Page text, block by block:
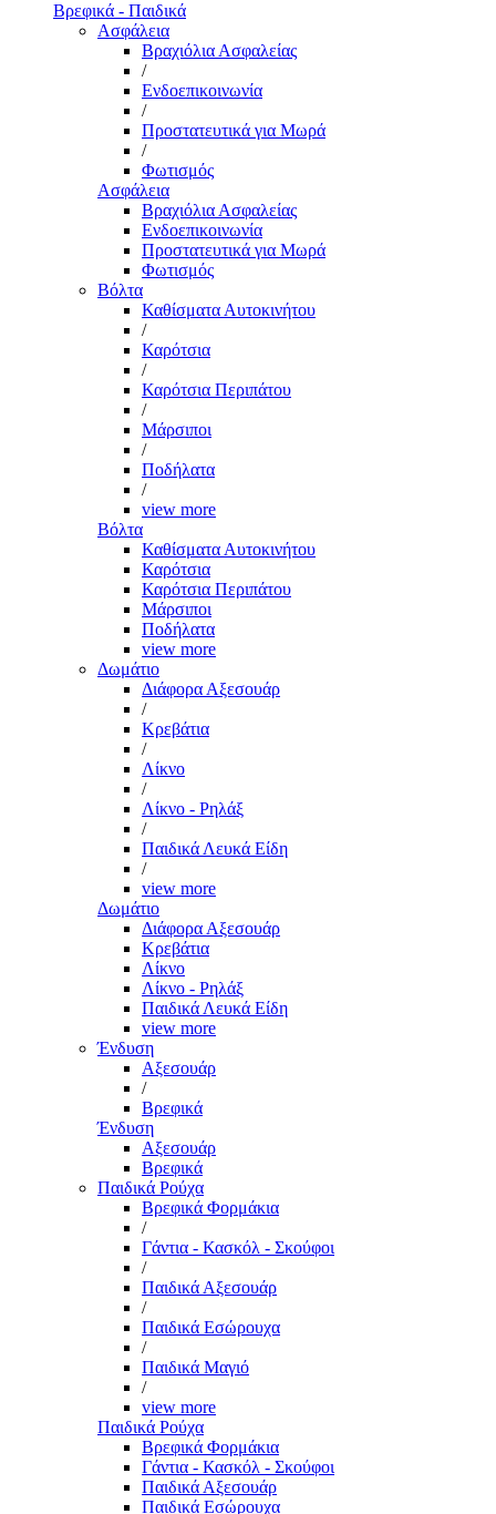
Βρεφικά - Παιδικά
Ασφάλεια
Βραχιόλια Ασφαλείας
/
Ενδοεπικοινωνία
/
Προστατευτικά για Μωρά
/
Φωτισμός
Ασφάλεια
Βραχιόλια Ασφαλείας
Ενδοεπικοινωνία
Προστατευτικά για Μωρά
Φωτισμός
Βόλτα
Καθίσματα Αυτοκινήτου
/
Καρότσια
/
Καρότσια Περιπάτου
/
Μάρσιποι
/
Ποδήλατα
/
view more
Βόλτα
Καθίσματα Αυτοκινήτου
Καρότσια
Καρότσια Περιπάτου
Μάρσιποι
Ποδήλατα
view more
Δωμάτιο
Διάφορα Αξεσουάρ
/
Κρεβάτια
/
Λίκνο
/
Λίκνο - Ρηλάξ
/
Παιδικά Λευκά Είδη
/
view more
Δωμάτιο
Διάφορα Αξεσουάρ
Κρεβάτια
Λίκνο
Λίκνο - Ρηλάξ
Παιδικά Λευκά Είδη
view more
Ένδυση
Αξεσουάρ
/
Βρεφικά
Ένδυση
Αξεσουάρ
Βρεφικά
Παιδικά Ρούχα
Βρεφικά Φορμάκια
/
Γάντια - Κασκόλ - Σκούφοι
/
Παιδικά Αξεσουάρ
/
Παιδικά Εσώρουχα
/
Παιδικά Μαγιό
/
view more
Παιδικά Ρούχα
Βρεφικά Φορμάκια
Γάντια - Κασκόλ - Σκούφοι
Παιδικά Αξεσουάρ
Παιδικά Εσώρουχα